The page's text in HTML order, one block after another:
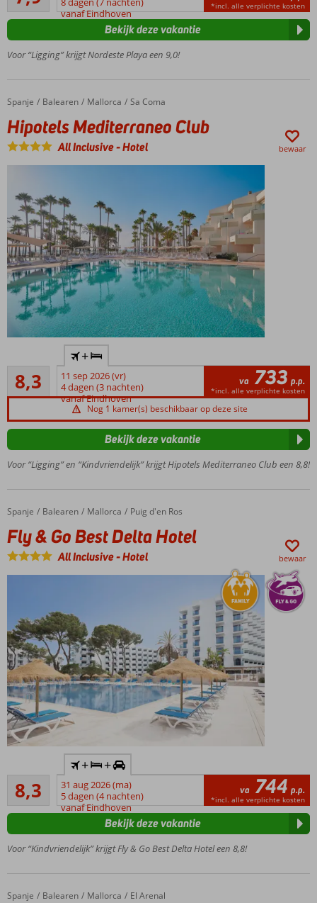
én
Relaxen
in de
spa
met
zeezicht
boekbaar
All
inclusive
mogelijk
beoordelingenvanaf Eindhoven
*incl. alle verplichte kosten
Voor “Ligging” krijgt Nordeste Playa een 9,0!
Bekijk deze vakantie
Home
Spanje Balearen Mallorca Sa Coma
Hipotels Mediterraneo Club
Hipotels Mediterraneo Club
All Inclusive-Hotel bewaar
familiehotel
Op
steenworp
van het
strand
Maar liefst
2
voor
kinderen
appartementen
Ontbijt,
ook
mogelijk
8,3
Zeer goed
12
beoordelingen
+
11 sep 2026 (vr)
4 dagen (3 nachten)
vanaf Eindhoven
va 733 p.p.
*incl. alle verplichte kosten
Nog 1 kamer(s) beschikbaar op deze site
Voor “Ligging” en “Kindvriendelijk” krijgt Hipotels Mediterraneo Club een 8,8!
Bekijk deze vakantie
Home
Spanje Balearen Mallorca Puig d'en Ros
Fly & Go Best Delta Hotel
Fly & Go Best Delta Hotel
All Inclusive-Hotel bewaar
Rustig
gelegen
in Puig
Ros
voor jong en
8,3
Zeer goed
57
beoordelingen
+ +
31 aug 2026 (ma)
5 dagen (4 nachten)
vanaf Eindhoven
va 744 p.p.
*incl. alle verplichte kosten
Voor “Kindvriendelijk” krijgt Fly & Go Best Delta Hotel een 8,8!
Bekijk deze vakantie
Home
Spanje Balearen Mallorca El Arenal
Blue Sea Mediodia